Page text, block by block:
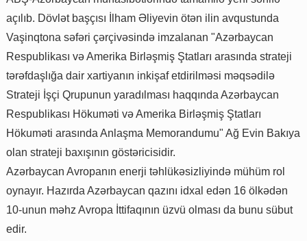
açılıb. Dövlət başçısı İlham Əliyevin ötən ilin avqustunda
Vaşinqtona səfəri çərçivəsində imzalanan "Azərbaycan
Respublikası və Amerika Birləşmiş Ştatları arasında strateji
tərəfdaşlığa dair xartiyanın inkişaf etdirilməsi məqsədilə
Strateji İşçi Qrupunun yaradılması haqqında Azərbaycan
Respublikası Hökuməti və Amerika Birləşmiş Ştatları
Hökuməti arasında Anlaşma Memorandumu" Ağ Evin Bakıya
olan strateji baxışının göstəricisidir.
Azərbaycan Avropanın enerji təhlükəsizliyində mühüm rol
oynayır. Hazırda Azərbaycan qazını idxal edən 16 ölkədən
10-unun məhz Avropa İttifaqının üzvü olması da bunu sübut
edir.